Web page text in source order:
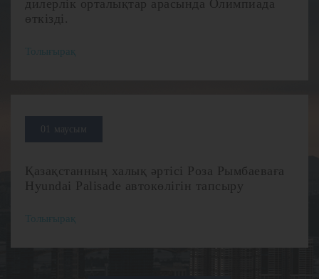
дилерлік орталықтар арасында Олимпиада
өткізді.
Толығырақ
01 маусым
Қазақстанның халық әртісі Роза Рымбаеваға
Hyundai Palisade автокөлігін тапсыру
Толығырақ